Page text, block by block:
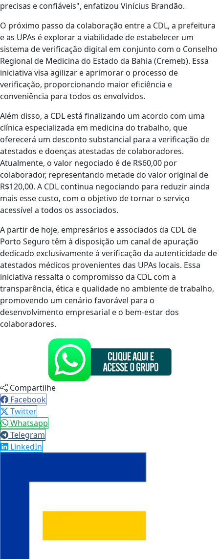
precisas e confiáveis", enfatizou Vinícius Brandão.
O próximo passo da colaboração entre a CDL, a prefeitura
e as UPAs é explorar a viabilidade de estabelecer um
sistema de verificação digital em conjunto com o Conselho
Regional de Medicina do Estado da Bahia (Cremeb). Essa
iniciativa visa agilizar e aprimorar o processo de
verificação, proporcionando maior eficiência e
conveniência para todos os envolvidos.
Além disso, a CDL está finalizando um acordo com uma
clínica especializada em medicina do trabalho, que
oferecerá um desconto substancial para a verificação de
atestados e doenças atestadas de colaboradores.
Atualmente, o valor negociado é de R$60,00 por
colaborador, representando metade do valor original de
R$120,00. A CDL continua negociando para reduzir ainda
mais esse custo, com o objetivo de tornar o serviço
acessível a todos os associados.
A partir de hoje, empresários e associados da CDL de
Porto Seguro têm à disposição um canal de apuração
dedicado exclusivamente à verificação da autenticidade de
atestados médicos provenientes das UPAs locais. Essa
iniciativa ressalta o compromisso da CDL com a
transparência, ética e qualidade no ambiente de trabalho,
promovendo um cenário favorável para o
desenvolvimento empresarial e o bem-estar dos
colaboradores.
Compartilhe
Facebook
Twitter
Whatsapp
Telegram
LinkedIn